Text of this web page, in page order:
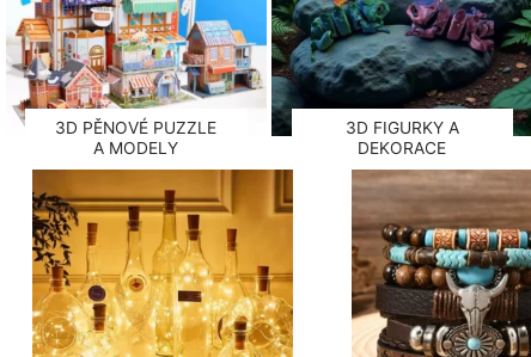
3D PĚNOVÉ PUZZLE
A MODELY
3D FIGURKY A
DEKORACE